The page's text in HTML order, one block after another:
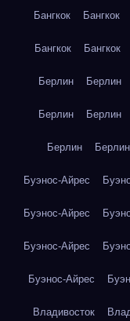
Бангкок Бангкок
Бангкок Бангкок
Берлин Берлин
Берлин Берлин
Берлин Берлин
Буэнос-Айрес
Буэнос-Айрес
Буэнос-Айрес
Буэнос-Айрес
Владивосток